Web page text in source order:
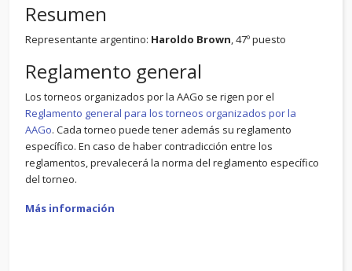
Resumen
Representante argentino: Haroldo Brown, 47º puesto
Reglamento general
Los torneos organizados por la AAGo se rigen por el
Reglamento general para los torneos organizados por la
AAGo. Cada torneo puede tener además su reglamento
específico. En caso de haber contradicción entre los
reglamentos, prevalecerá la norma del reglamento específico
del torneo.
Más información